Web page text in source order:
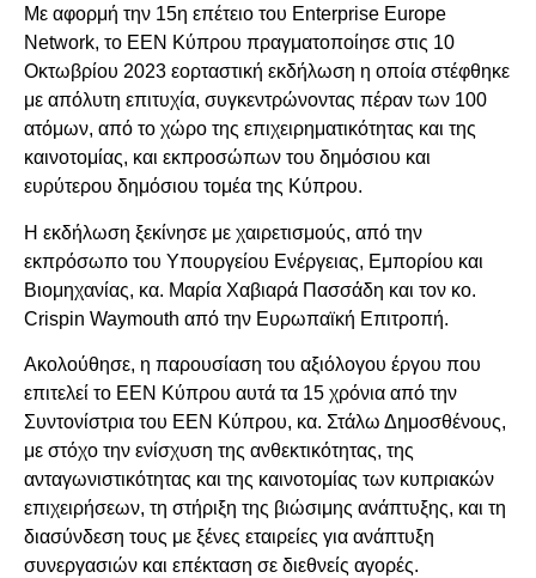
Με αφορμή την 15η επέτειο του Enterprise Europe
Network, το ΕΕΝ Κύπρου πραγματοποίησε στις 10
Οκτωβρίου 2023 εορταστική εκδήλωση η οποία στέφθηκε
με απόλυτη επιτυχία, συγκεντρώνοντας πέραν των 100
ατόμων, από το χώρο της επιχειρηματικότητας και της
καινοτομίας, και εκπροσώπων του δημόσιου και
ευρύτερου δημόσιου τομέα της Κύπρου.
Η εκδήλωση ξεκίνησε με χαιρετισμούς, από την
εκπρόσωπο του Υπουργείου Ενέργειας, Εμπορίου και
Βιομηχανίας, κα. Μαρία Χαβιαρά Πασσάδη και τον κο.
Crispin Waymouth από την Ευρωπαϊκή Επιτροπή.
Ακολούθησε, η παρουσίαση του αξιόλογου έργου που
επιτελεί το ΕΕΝ Κύπρου αυτά τα 15 χρόνια από την
Συντονίστρια του ΕΕΝ Κύπρου, κα. Στάλω Δημοσθένους,
με στόχο την ενίσχυση της ανθεκτικότητας, της
ανταγωνιστικότητας και της καινοτομίας των κυπριακών
επιχειρήσεων, τη στήριξη της βιώσιμης ανάπτυξης, και τη
διασύνδεση τους με ξένες εταιρείες για ανάπτυξη
συνεργασιών και επέκταση σε διεθνείς αγορές.